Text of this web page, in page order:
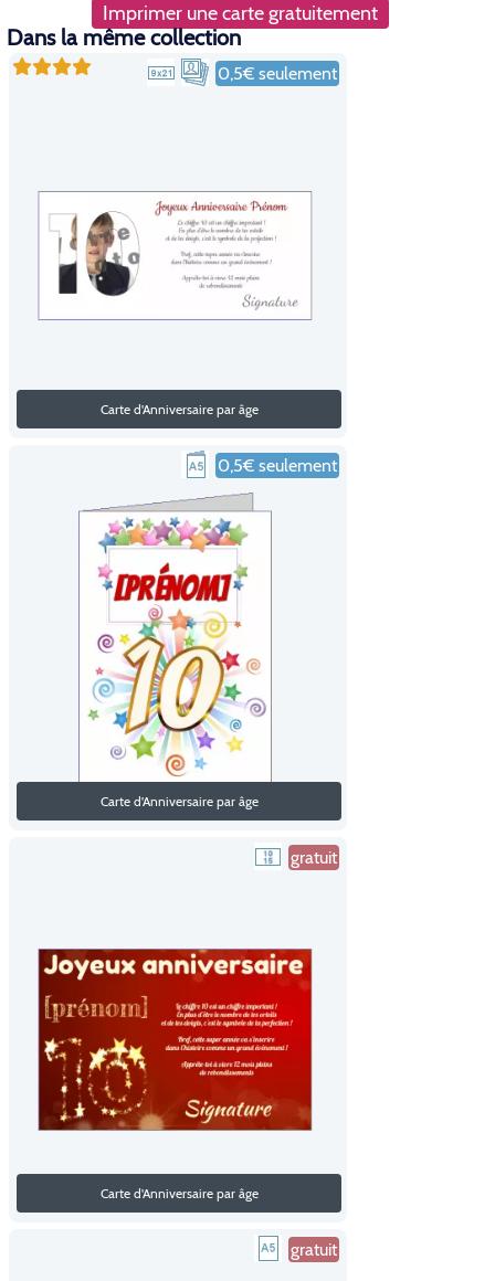
Imprimer une carte gratuitement
Dans la même collection
0,5€ seulement
Carte d'Anniversaire par âge
0,5€ seulement
Carte d'Anniversaire par âge
gratuit
Carte d'Anniversaire par âge
gratuit